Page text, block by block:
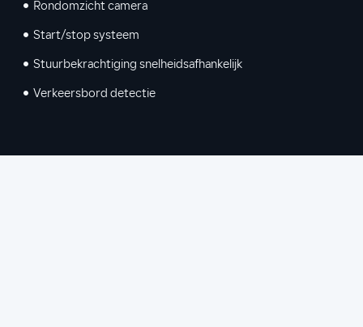
Rondomzicht camera
Start/stop systeem
Stuurbekrachtiging snelheidsafhankelijk
Verkeersbord detectie